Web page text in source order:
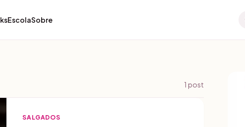
EscolaSobre
1 post
SALGADOS